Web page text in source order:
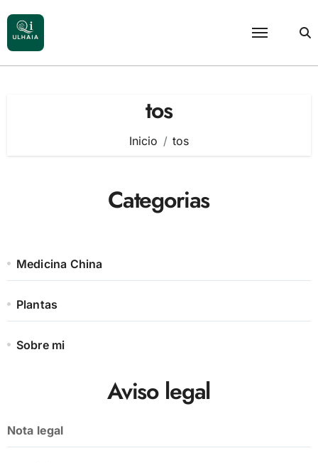
al
contenido
tos
Inicio tos
Categorias
Medicina China
Plantas
Sobre mi
Aviso legal
Nota legal